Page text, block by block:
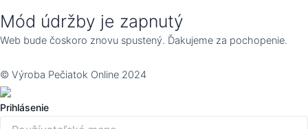
Mód údržby je zapnutý
Web bude čoskoro znovu spustený. Ďakujeme za pochopenie.
© Výroba Pečiatok Online 2024
Prihlásenie